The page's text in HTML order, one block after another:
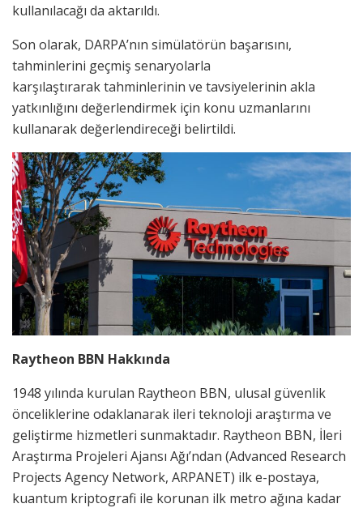
kullanılacağı da aktarıldı.
Son olarak, DARPA’nın simülatörün başarısını,
tahminlerini geçmiş senaryolarla
karşılaştırarak tahminlerinin ve tavsiyelerinin akla
yatkınlığını değerlendirmek için konu uzmanlarını
kullanarak değerlendireceği belirtildi.
Raytheon BBN Hakkında
1948 yılında kurulan Raytheon BBN, ulusal güvenlik
önceliklerine odaklanarak ileri teknoloji araştırma ve
geliştirme hizmetleri sunmaktadır. Raytheon BBN, İleri
Araştırma Projeleri Ajansı Ağı’ndan (Advanced Research
Projects Agency Network, ARPANET) ilk e-postaya,
kuantum kriptografi ile korunan ilk metro ağına kadar